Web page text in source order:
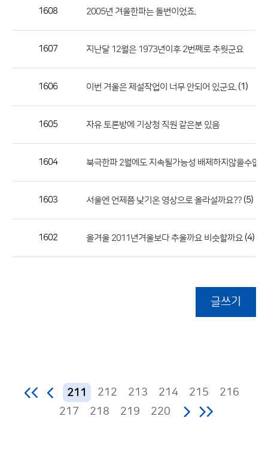
공
1608 2005년 겨울한파는 돌변이었죠.
1607 지난달 12월은 1973년이후 2번쩨로 추웟군요
1606 이번 겨울은 제설작업이 너무 안되어 있군요. (1)
1605 자유 토론방에 기상청 직원 같은분 있음
1604 북극한파 2월에도 지속될가능성 배제하지않을수없음
1603 서울엔 언제쯤 낮기온 영상으로 올라설까요?? (5)
1602 올겨울 2011년겨울보다 추울까요 비슷할까요 (4)
글쓰기
211 212 213 214 215
216
217
218 219 220